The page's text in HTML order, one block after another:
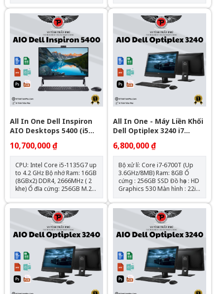
Intel Graphics Hệ điều hành:
Chưa Bao Gồm WIfi +
Webcam FHD + Loa Tặng
Graphics Hệ điều hành: Chưa
Bao Gồm WIfi + Webcam FHD
+ Loa Tặng Phím Chuột
All In One Dell Inspiron
AIO Desktops 5400 (i5
-1135G7/ 16GB/ Nvme
256GB /24inch FHD/W11)
10,700,000 ₫
CPU: Intel Core i5-1135G7 up
to 4.2 GHz Bộ nhớ Ram: 16GB
(8GBx2) DDR4, 2666MHz ( 2
khe) Ổ đĩa cứng: 256GB M.2
PCIe NVMe Màn hình: 23.8-
inch FHD (1920 x 1080) Tích
hợp :Camera FHD IR Camera
(Black) + Loa ngoài Kết nối
mạng: Wifi 802.11ax and
Bluetooth Hệ điều hành:
All In One - Máy Liền Khối
Dell Optiplex 3240 i7
6,800,000 ₫
Bộ xử lí: Core i7-6700T (Up
3.6GHz/8MB) Ram: 8GB Ổ
cứng : 256GB SSD Đồ họa : HD
Graphics 530 Màn hình : 22in
FHD (1920x1080) USB
Keyboard/Mouse W10 Pro